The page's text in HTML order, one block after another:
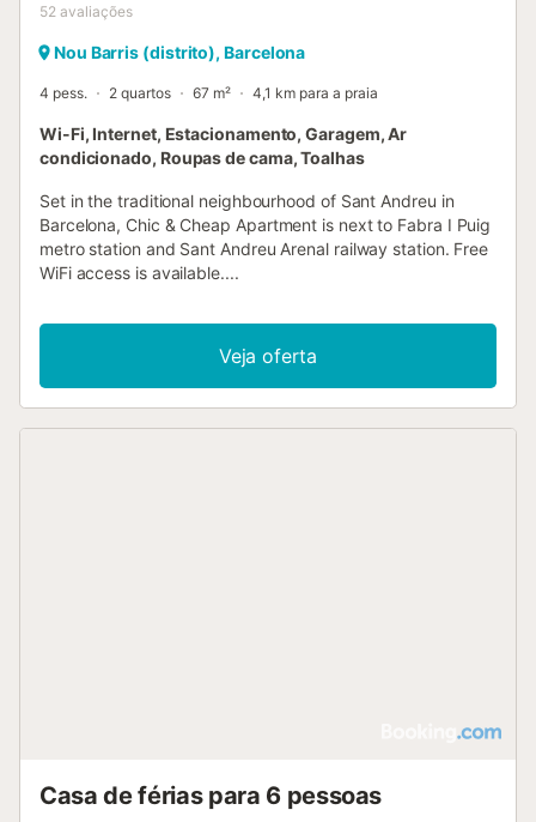
52 avaliações
Nou Barris (distrito), Barcelona
4 pess. 2 quartos 67 m² 4,1 km para a praia
Wi-Fi, Internet, Estacionamento, Garagem, Ar
condicionado, Roupas de cama, Toalhas
Set in the traditional neighbourhood of Sant Andreu in
Barcelona, Chic & Cheap Apartment is next to Fabra I Puig
metro station and Sant Andreu Arenal railway station. Free
WiFi access is available....
Veja oferta
Casa de férias para 6 pessoas